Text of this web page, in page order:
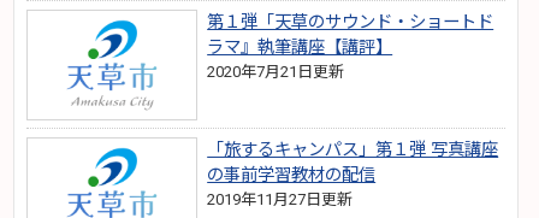
第１弾「天草のサウンド・ショートド
ラマ』執筆講座【講評】
2020年7月21日更新
「旅するキャンパス」第１弾 写真講座
の事前学習教材の配信
2019年11月27日更新